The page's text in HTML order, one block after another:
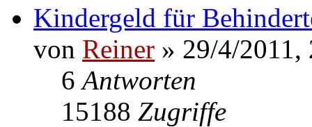
Kindergeld für
von Reiner » 29/4/2011,
6Antworten
15188 Zugriffe